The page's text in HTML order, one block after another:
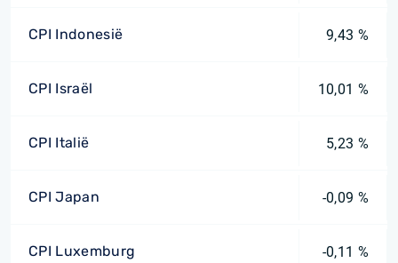
CPI Indonesië 9,43 %
CPI Israël 10,01 %
CPI Italië 5,23 %
CPI Japan -0,09 %
CPI Luxemburg -0,11 %